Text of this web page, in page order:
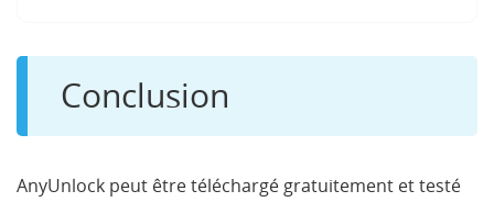
Conclusion
AnyUnlock peut être téléchargé gratuitement et testé